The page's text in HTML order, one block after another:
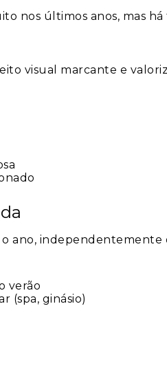
nos últimos anos, mas
visual marcante e
ano,
verão
(spa, ginásio)